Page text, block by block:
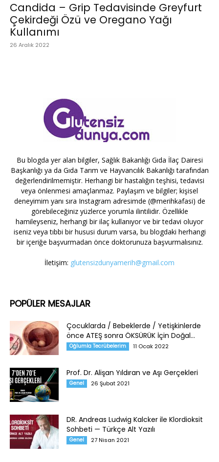
Candida – Grip Tedavisinde Greyfurt
Çekirdeği Özü ve Oregano Yağı
Kullanımı
26 Aralık 2022
Bu blogda yer alan bilgiler, Sağlık Bakanlığı Gıda İlaç Dairesi
Başkanlığı ya da Gıda Tarım ve Hayvancılık Bakanlığı tarafından
değerlendirilmemiştir. Herhangi bir hastalığın teşhisi, tedavisi
veya önlenmesi amaçlanmaz. Paylaşım ve bilgiler; kişisel
deneyimim yanı sıra Instagram adresimde (@merihkafasi) de
görebileceğiniz yüzlerce yorumla ilintilidir. Özellikle
hamileyseniz, herhangi bir ilaç kullanıyor ve bir tedavi oluyor
iseniz veya tıbbi bir hususi durum varsa, bu blogdaki herhangi
bir içeriğe başvurmadan önce doktorunuza başvurmalısınız.
İletişim: glutensizdunyamerih@gmail.com
POPÜLER MESAJLAR
Çocuklarda / Bebeklerde / Yetişkinlerde
önce ATEŞ sonra ÖKSÜRÜK İçin Doğal...
Oğlumla Tecrübelerim 11 Ocak 2022
Prof. Dr. Alişan Yıldıran ve Aşı Gerçekleri
Genel 26 Şubat 2021
DR. Andreas Ludwig Kalcker ile Klordioksit
Sohbeti — Türkçe Alt Yazılı
Genel 27 Nisan 2021